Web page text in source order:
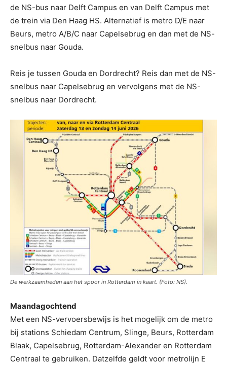
de NS-bus naar Delft Campus en van Delft Campus met
de trein via Den Haag HS. Alternatief is metro D/E naar
Beurs, metro A/B/C naar Capelsebrug en dan met de NS-
snelbus naar Gouda.
Reis je tussen Gouda en Dordrecht? Reis dan met de NS-
snelbus naar Capelsebrug en vervolgens met de NS-
snelbus naar Dordrecht.
De werkzaamheden aan het spoor in Rotterdam in kaart. (Foto: NS).
Maandagochtend
Met een NS-vervoersbewijs is het mogelijk om de metro
bij stations Schiedam Centrum, Slinge, Beurs, Rotterdam
Blaak, Capelsebrug, Rotterdam-Alexander en Rotterdam
Centraal te gebruiken. Datzelfde geldt voor metrolijn E